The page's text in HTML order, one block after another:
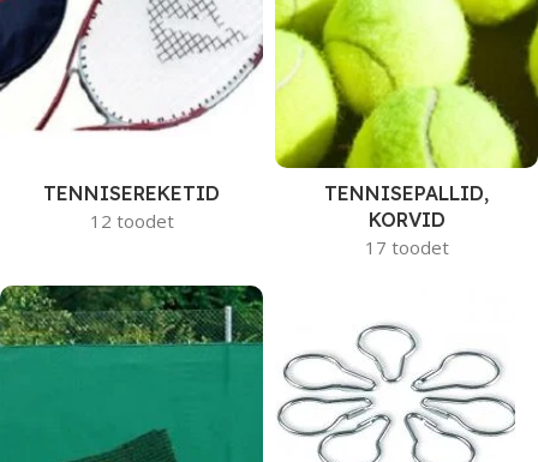
TENNISEREKETID
12 toodet
TENNISEPALLID,
KORVID
17 toodet